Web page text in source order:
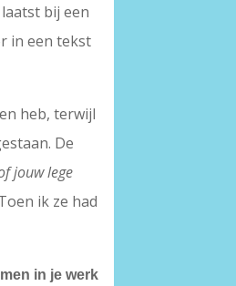
bij een
in een tekst
heb, terwijl
De
jouw lege
ik ze had
in je werk